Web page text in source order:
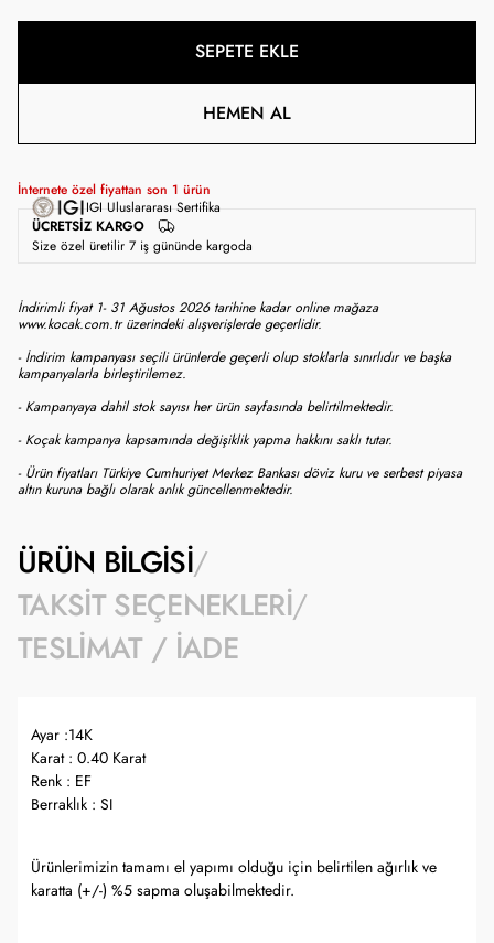
SEPETE EKLE
HEMEN AL
İnternete özel fiyattan son 1 ürün
ÜCRETSIZ KARGO
IGI Uluslararası Sertifika
Size özel üretilir 7 iş gününde kargoda
İndirimli fiyat 1- 31 Ağustos 2026 tarihine kadar online mağaza
www.kocak.com.tr üzerindeki alışverişlerde geçerlidir.
- İndirim kampanyası seçili ürünlerde geçerli olup stoklarla sınırlıdır ve başka
kampanyalarla birleştirilemez.
- Kampanyaya dahil stok sayısı her ürün sayfasında belirtilmektedir.
- Koçak kampanya kapsamında değişiklik yapma hakkını saklı tutar.
- Ürün fiyatları Türkiye Cumhuriyet Merkez Bankası döviz kuru ve serbest piyasa
altın kuruna bağlı olarak anlık güncellenmektedir.
ÜRÜN BILGISI
TAKSIT SEÇENEKLERI
TESLIMAT / İADE
Ayar :14K
Karat : 0.40 Karat
Renk : EF
Berraklık : SI
Ürünlerimizin tamamı el yapımı olduğu için belirtilen ağırlık ve
karatta (+/-) %5 sapma oluşabilmektedir.